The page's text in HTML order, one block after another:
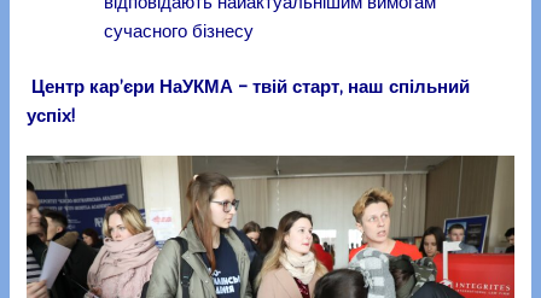
сучасного бізнесу
Центр кар’єри НаУКМА – твій старт, наш спільний
успіх!